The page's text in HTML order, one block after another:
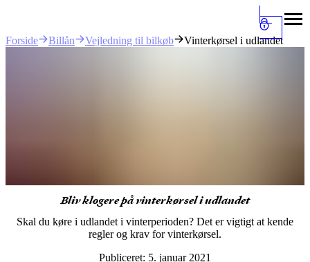
Forside Billån Vejledning til bilkøb Vinterkørsel i udlandet
Bliv klogere på vinterkørsel i udlandet
Skal du køre i udlandet i vinterperioden? Det er vigtigt at kende
regler og krav for vinterkørsel.
Publiceret: 5. januar 2021